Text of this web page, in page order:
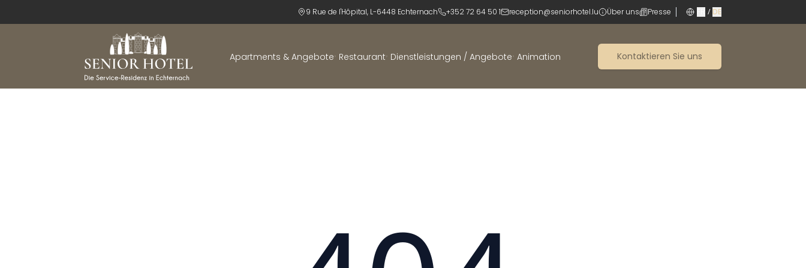
9 Rue de l'Hôpital, L-6448 Echternach +352 72 64 50 1 reception@seniorhotel.lu Über uns Presse / DE
Apartments & Angebote Restaurant Dienstleistungen / Angebote Animation Kontaktieren Sie uns